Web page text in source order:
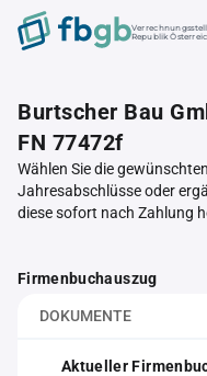
Republik
Burtscher Bau
FN 77472f
Wählen Sie die
Jahresabschlüsse oder
diese sofort nach Zahlung
Firmenbuchauszug
DOKUMENTE
Aktueller